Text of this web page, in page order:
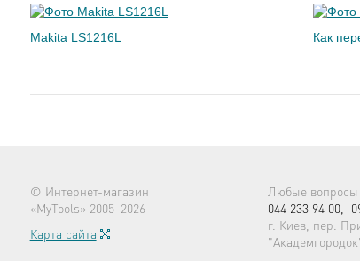
Makita LS1216L
Как
© Интернет-магазин
«MyTools» 2005–2026
Карта сайта
Любые вопросы
044 233 94 00,
г. Киев, пер.